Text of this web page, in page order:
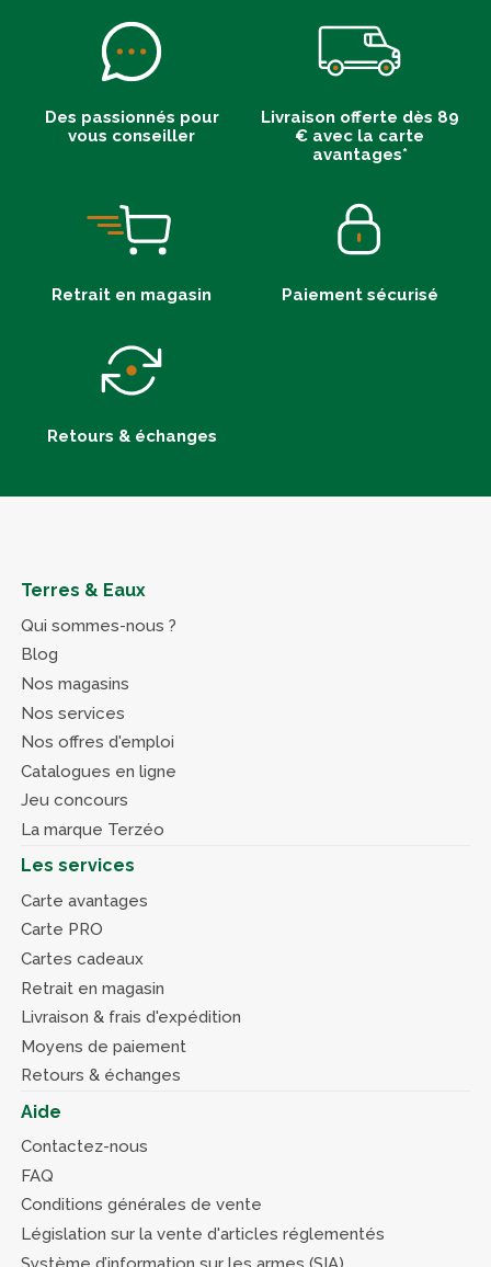
Des passionnés pour
vous conseiller
Livraison offerte dès 89
€ avec la carte
avantages*
Retrait en magasin Paiement sécurisé
Retours & échanges
Terres & Eaux
Qui sommes-nous ?
Blog
Nos magasins
Nos services
Nos offres d'emploi
Catalogues en ligne
Jeu concours
La marque Terzéo
Les services
Carte avantages
Carte PRO
Cartes cadeaux
Retrait en magasin
Livraison & frais d'expédition
Moyens de paiement
Retours & échanges
Aide
Contactez-nous
FAQ
Conditions générales de vente
Législation sur la vente d'articles réglementés